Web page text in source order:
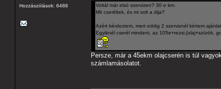
Hozzászólások: 6488
Voltál már elsö szervizen? 30 e km.
Mit cseréltek, és mi volt a dija?
Azért kérdeztem, mert eddig 2 szerviznél kértem
Egyiknél cserél mindent, az 105e+rezsi,(olaj+szürök,
Persze, már a 45ekm olajcserén is túl
számlamásolatot.